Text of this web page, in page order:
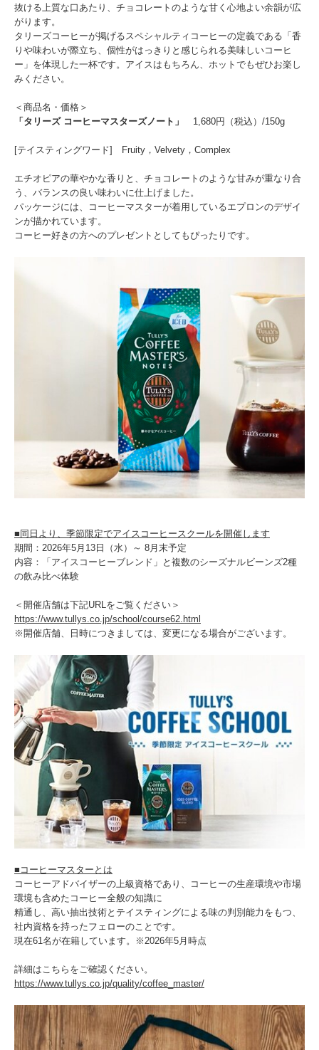
抜ける上質な口あたり、チョコレートのような甘く心地よい余韻が広
がります。
タリーズコーヒーが掲げるスペシャルティコーヒーの定義である「香
りや味わいが際立ち、個性がはっきりと感じられる美味しいコーヒ
ー」を体現した一杯です。アイスはもちろん、ホットでもぜひお楽し
みください。
＜商品名・価格＞
「タリーズ コーヒーマスターズノート」
1,680円（税込）/150g
[テイスティングワード] Fruity，Velvety，Complex
エチオピアの華やかな香りと、チョコレートのような甘みが重なり合
う、バランスの良い味わいに仕上げました。
パッケージには、コーヒーマスターが着用しているエプロンのデザイ
ンが描かれています。
コーヒー好きの方へのプレゼントとしてもぴったりです。
■同日より、季節限定でアイスコーヒースクールを開催します
期間：2026年5月13日（水）～ 8月末予定
内容：「アイスコーヒーブレンド」と複数のシーズナルビーンズ2種
の飲み比べ体験
＜開催店舗は下記URLをご覧ください＞
https://www.tullys.co.jp/school/course62.html
※開催店舗、日時につきましては、変更になる場合がございます。
■コーヒーマスターとは
コーヒーアドバイザーの上級資格であり、コーヒーの生産環境や市場
環境も含めたコーヒー全般の知識に
精通し、高い抽出技術とテイスティングによる味の判別能力をもつ、
社内資格を持ったフェローのことです。
現在61名が在籍しています。※2026年5月時点
詳細はこちらをご確認ください。
https://www.tullys.co.jp/quality/coffee_master/